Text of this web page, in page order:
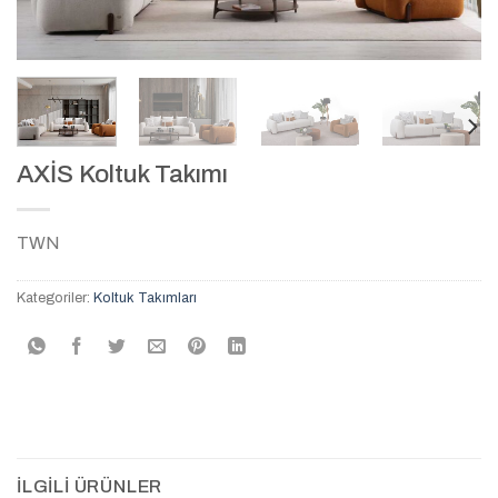
AXİS Koltuk Takımı
TWN
Kategoriler: Koltuk Takımları
İLGILI ÜRÜNLER